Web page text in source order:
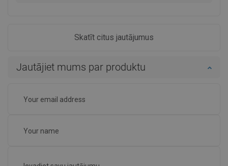
Skatīt citus jautājumus
Jautājiet mums par produktu